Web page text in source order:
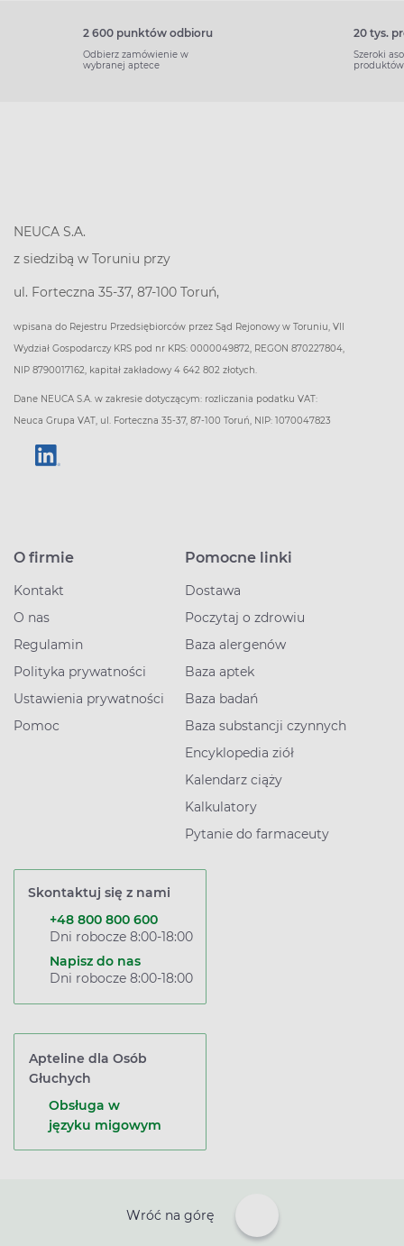
2 600 punktów odbioru
Odbierz zamówienie w
wybranej aptece
20 tys.
Szeroki
produktów
NEUCA S.A.
z siedzibą w Toruniu przy
ul. Forteczna 35-37, 87-100 Toruń,
wpisana do Rejestru Przedsiębiorców przez Sąd Rejonowy w Toruniu, VII
Wydział Gospodarczy KRS pod nr KRS: 0000049872, REGON 870227804,
NIP 8790017162, kapitał zakładowy 4 642 802 złotych.
Dane NEUCA S.A. w zakresie dotyczącym: rozliczania podatku VAT:
Neuca Grupa VAT, ul. Forteczna 35-37, 87-100 Toruń, NIP: 1070047823
O firmie
Kontakt
O nas
Regulamin
Polityka prywatności
Ustawienia prywatności
Pomoc
Pomocne linki
Dostawa
Poczytaj o zdrowiu
Baza alergenów
Baza aptek
Baza badań
Baza substancji czynnych
Encyklopedia ziół
Kalendarz ciąży
Kalkulatory
Pytanie do farmaceuty
Skontaktuj się z nami
+48 800 800 600
Dni robocze 8:00-18:00
Napisz do nas
Dni robocze 8:00-18:00
Apteline dla Osób
Głuchych
Obsługa w
języku migowym
Wróć na górę